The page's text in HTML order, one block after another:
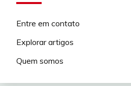
Entre em contato
Explorar artigos
Quem somos